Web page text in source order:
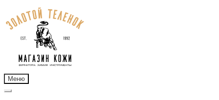
навигации
содержимому
Меню